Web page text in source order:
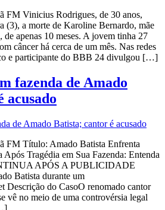
FM Vinicius Rodrigues, de 30 anos,
(3), a morte de Karoline Bernardo, mãe
apenas 10 meses. A jovem tinha 27
câncer há cerca de um mês. Nas redes
e participante do BBB 24 divulgou […]
fazenda de Amado
acusado
FM Título: Amado Batista Enfrenta
Tragédia em Sua Fazenda: Entenda
APÓS A PUBLICIDADE
Batista durante um
Descrição do CasoO renomado cantor
vê no meio de uma controvérsia legal